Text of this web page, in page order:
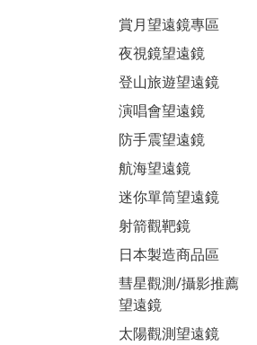
賞月望遠鏡專區
夜視鏡望遠鏡
登山旅遊望遠鏡
演唱會望遠鏡
防手震望遠鏡
航海望遠鏡
迷你單筒望遠鏡
射箭觀靶鏡
日本製造商品區
彗星觀測/攝影推薦
望遠鏡
太陽觀測望遠鏡